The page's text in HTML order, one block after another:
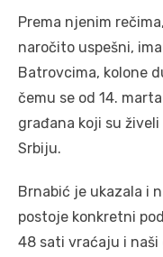
Prema njenim
naročito uspešni,
Batrovcima, kolone
čemu se od 14.
građana koji su
Srbiju.
Brnabić je ukazala i
postoje konkretni
48 sati vraćaju i